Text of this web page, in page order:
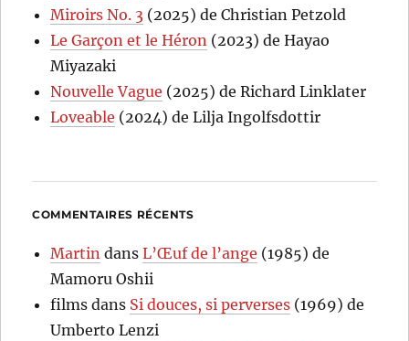
Miroirs No. 3 (2025) de Christian Petzold
Le Garçon et le Héron (2023) de Hayao
Miyazaki
Nouvelle Vague (2025) de Richard Linklater
Loveable (2024) de Lilja Ingolfsdottir
COMMENTAIRES RÉCENTS
Martin dansL’Œuf de l’ange (1985) de
Mamoru Oshii
films dans Si douces, si perverses (1969) de
Umberto Lenzi